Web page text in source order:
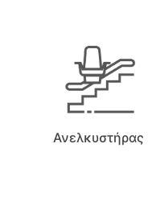
Ανελκυστήρας